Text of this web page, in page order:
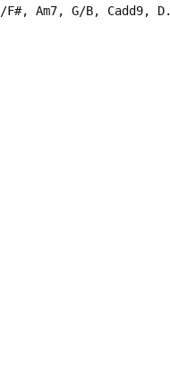
Am7, G/B, Cadd9, D.